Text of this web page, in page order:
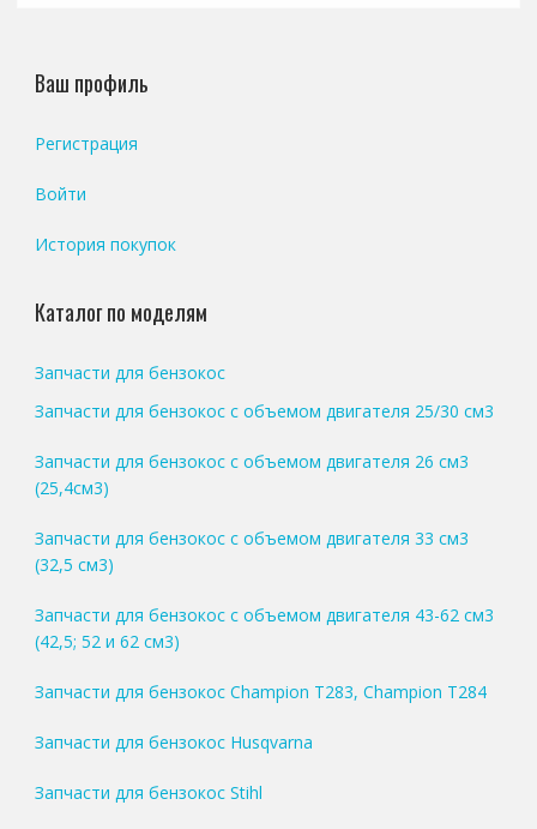
Ваш профиль
Регистрация
Войти
История покупок
Каталог по моделям
Запчасти для бензокос
Запчасти для бензокос с объемом двигателя 25/30 см3
Запчасти для бензокос с объемом двигателя 26 см3
(25,4см3)
Запчасти для бензокос с объемом двигателя 33 см3
(32,5 см3)
Запчасти для бензокос с объемом двигателя 43-62 см3
(42,5; 52 и 62 см3)
Запчасти для бензокос Champion T283, Champion T284
Запчасти для бензокос Husqvarna
Запчасти для бензокос Stihl